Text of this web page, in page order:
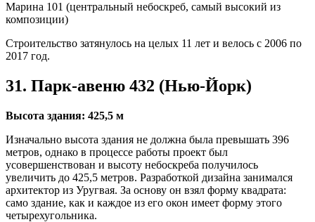
Марина 101 (центральный небоскреб, самый высокий из
композиции)
Строительство затянулось на целых 11 лет и велось с 2006 по
2017 год.
31. Парк-авеню 432 (Нью-Йорк)
Высота здания: 425,5 м
Изначально высота здания не должна была превышать 396
метров, однако в процессе работы проект был
усовершенствован и высоту небоскреба получилось
увеличить до 425,5 метров. Разработкой дизайна занимался
архитектор из Уругвая. За основу он взял форму квадрата:
само здание, как и каждое из его окон имеет форму этого
четырехугольника.